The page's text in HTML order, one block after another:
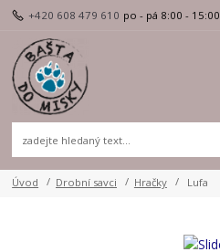
+420 608 479 610 po - pá 8:00 - 15:00
Úvod Drobní savci Hračky Lufa